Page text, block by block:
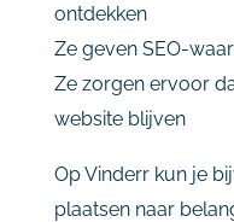
ontdekken
Ze geven SEO-
Ze zorgen ervoor
website blijven
OpVinderr kun je
plaatsen naar